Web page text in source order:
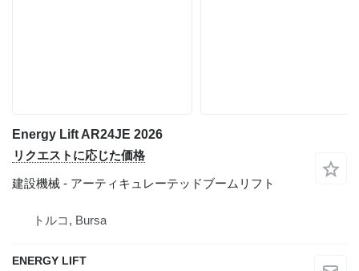
Energy Lift AR24JE 2026
リクエストに応じた価格
建設機械 - アーティキュレーテッドブームリフト
トルコ, Bursa
ENERGY LIFT